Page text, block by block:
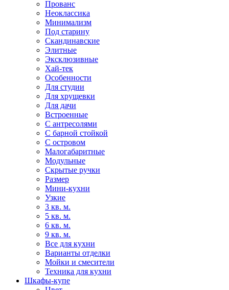
Прованс
Неоклассика
Минимализм
Под старину
Скандинавские
Элитные
Эксклюзивные
Хай-тек
Особенности
Для студии
Для хрущевки
Для дачи
Встроенные
С антресолями
С барной стойкой
С островом
Малогабаритные
Модульные
Скрытые ручки
Размер
Мини-кухни
Узкие
3 кв. м.
5 кв. м.
6 кв. м.
9 кв. м.
Все для кухни
Варианты отделки
Мойки и смесители
Техника для кухни
Шкафы-купе